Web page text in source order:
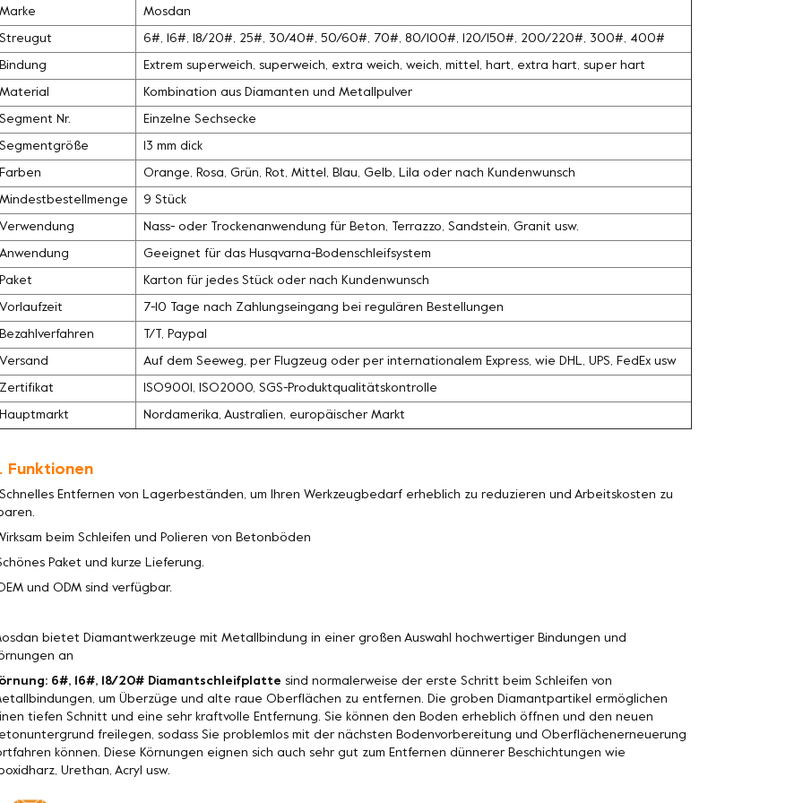
Marke Mosdan
Streugut 6#, 16#, 18/20#, 25#, 30/40#, 50/60#, 70#, 80/100#, 120/150#, 200/220#, 300#, 400#
Bindung Extrem superweich, superweich, extra weich, weich, mittel, hart, extra hart, super hart
Material Kombination aus Diamanten und Metallpulver
Segment Nr. Einzelne Sechsecke
Segmentgröße 13 mm dick
Farben Orange, Rosa, Grün, Rot, Mittel, Blau, Gelb, Lila oder nach Kundenwunsch
Mindestbestellmenge 9 Stück
Verwendung Nass- oder Trockenanwendung für Beton, Terrazzo, Sandstein, Granit usw.
Anwendung Geeignet für das Husqvarna-Bodenschleifsystem
Paket Karton für jedes Stück oder nach Kundenwunsch
Vorlaufzeit 7-10 Tage nach Zahlungseingang bei regulären Bestellungen
Bezahlverfahren T/T, Paypal
Versand Auf dem Seeweg, per Flugzeug oder per internationalem Express, wie DHL, UPS, FedEx usw
Zertifikat ISO9001, ISO2000, SGS-Produktqualitätskontrolle
Hauptmarkt Nordamerika, Australien, europäischer Markt
Funktionen
Entfernen von Lagerbeständen, um Ihren Werkzeugbedarf erheblich zu reduzieren und Arbeitskosten zu
beim Schleifen und Polieren von Betonböden
Paket und kurze Lieferung.
und ODM sind verfügbar.
bietet Diamantwerkzeuge mit Metallbindung in einer großen Auswahl hochwertiger Bindungen und
an
6#, 16#, 18/20# Diamantschleifplatte sind normalerweise der erste Schritt beim Schleifen von
um Überzüge und alte raue Oberflächen zu entfernen. Die groben Diamantpartikel ermöglichen
tiefen Schnitt und eine sehr kraftvolle Entfernung. Sie können den Boden erheblich öffnen und den neuen
freilegen, sodass Sie problemlos mit der nächsten Bodenvorbereitung und Oberflächenerneuerung
können. Diese Körnungen eignen sich auch sehr gut zum Entfernen dünnerer Beschichtungen wie
Urethan, Acryl usw.